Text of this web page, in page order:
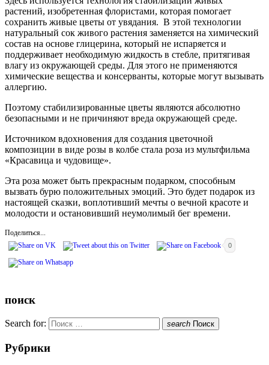
растений, изобретенная флористами, которая помогает
сохранить живые цветы от увядания. В этой технологии
натуральный сок живого растения заменяется на химический
состав на основе глицерина, который не испаряется и
поддерживает необходимую жидкость в стебле, притягивая
влагу из окружающей среды. Для этого не применяются
химические вещества и консерванты, которые могут вызывать
аллергию.
Поэтому стабилизированные цветы являются абсолютно
безопасными и не причиняют вреда окружающей среде.
Источником вдохновения для создания цветочной
композиции в виде розы в колбе стала роза из мультфильма
«Красавица и чудовище».
Эта роза может быть прекрасным подарком, способным
вызвать бурю положительных эмоций. Это будет подарок из
настоящей сказки, воплотивший мечты о вечной красоте и
молодости и остановивший неумолимый бег времени.
Поделиться...
0
поиск
Search for: search Поиск
Рубрики